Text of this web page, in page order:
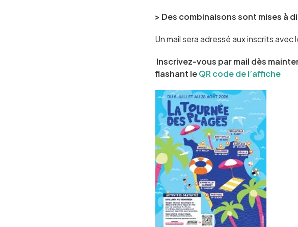
> Des combinaisons sont mises
Un mail sera adressé aux inscrits
Inscrivez-vous par mail dès
flashant leQR code de l’affiche